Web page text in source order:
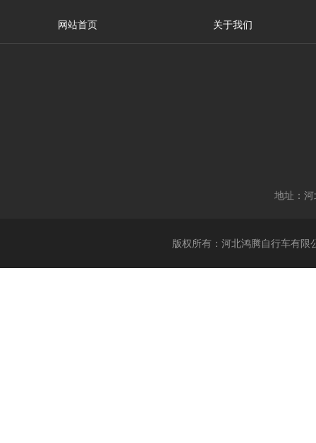
网站首页 关于我们
地址：
版权所有：河北鸿腾自行车有